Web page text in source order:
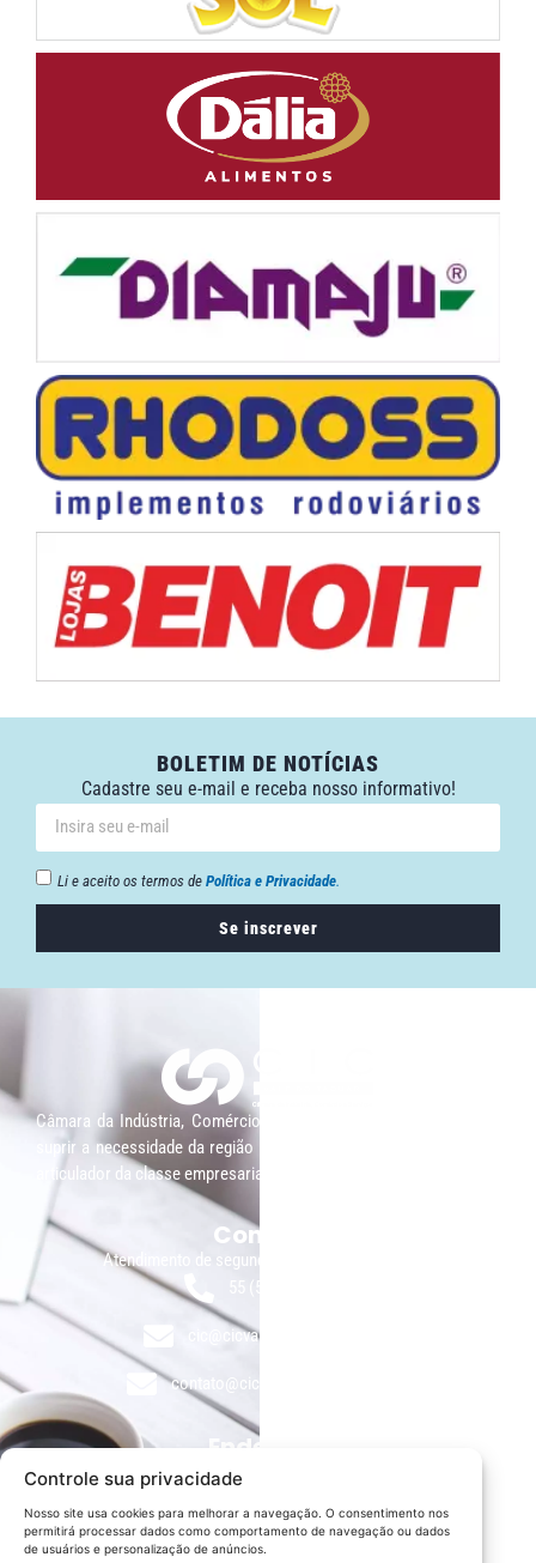
Controle sua privacidade
Nosso site usa cookies para melhorar a navegação. O consentimento nos
permitirá processar dados como comportamento de navegação ou dados
de usuários e personalização de anúncios.
BOLETIM DE NOTÍCIAS
Cadastre seu e-mail e receba nosso informativo!
Li e aceito os termos de Política e Privacidade.
Se inscrever
Câmara da Indústria, Comércio e Serviços surgiu em 2005, para
suprir a necessidade da região de ter um organismo que fosse o
articulador da classe empresarial.
Contato:
Atendimento de segunda à sexta, das 9h às 18h.
55 (51) 3011 6982
cic@cicvaledotaquari.com.br
contato@cicvaledotaquari.com.br
Endereço:
Rua Silva Jardim, 96 Lajeado, Rio Grande do Sul – Brasil
Redes Sociais: